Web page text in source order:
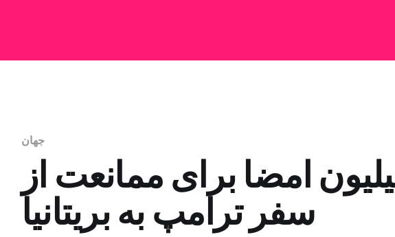
جهان
امضا برای ممانعت از
سفر ترامپ به بریتانیا